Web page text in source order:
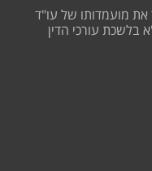
מועמדותו של עו"ד
בלשכת עורכי הדין